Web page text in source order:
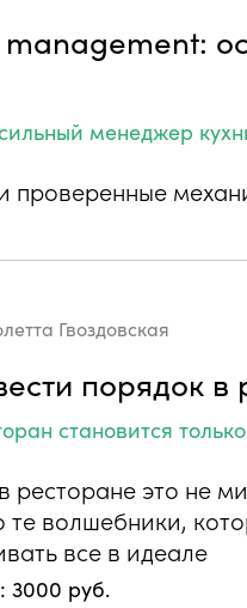
менеджер
проверенные
Гвоздовская
порядок
становится
ресторане это не
те волшебники,
все в идеале
3000 руб.